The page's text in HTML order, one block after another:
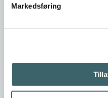
Markedsføring
Matberedskap | Fra
retning